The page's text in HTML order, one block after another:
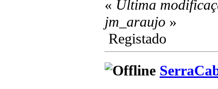
« Última
jm_araujo »
Registado